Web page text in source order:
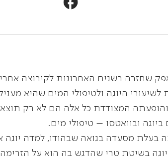
שחזרה בשנים האחרונות לקיבוצה
היוגה ולטיפולי המים שהיא
המצודדת כל אלה הם לא רק
ובוואטסו – טיפולי מים.
בעלת מסעדה בגואה שבהודו, למדה יוגה
יוגה בשיטת טרי שהדגש בה הוא על